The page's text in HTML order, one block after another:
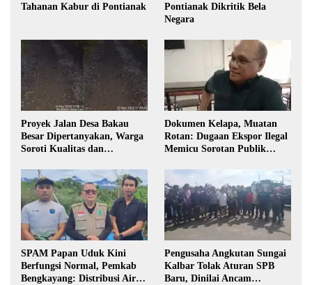
Tahanan Kabur di Pontianak
Pontianak Dikritik Bela
Negara
Proyek Jalan Desa Bakau
Besar Dipertanyakan, Warga
Soroti Kualitas dan
Pembangunan
Dokumen Kelapa, Muatan
Rotan: Dugaan Ekspor Ilegal
Memicu Sorotan Publik
SPAM Papan Uduk Kini
Berfungsi Normal, Pemkab
Bengkayang: Distribusi Air
Pengusaha Angkutan Sungai
Kalbar Tolak Aturan SPB
Baru, Dinilai Ancam